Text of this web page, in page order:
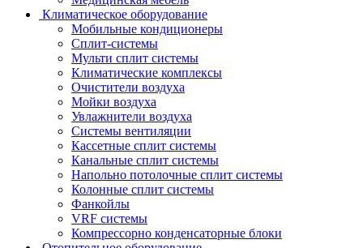
Климатическое оборудование
Мобильные кондиционеры
Сплит-системы
Мульти сплит системы
Климатические комплексы
Очистители воздуха
Мойки воздуха
Увлажнители воздуха
Системы вентиляции
Кассетные сплит системы
Канальные сплит системы
Напольно потолочные сплит системы
Колонные сплит системы
Фанкойлы
VRF системы
Компрессорно конденсаторные блоки